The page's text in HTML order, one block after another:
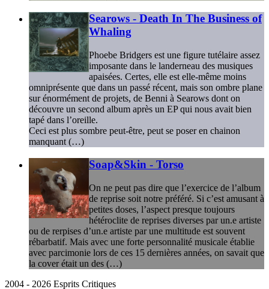
Searows - Death In The Business of
Whaling
Phoebe Bridgers est une figure tutélaire assez
imposante dans le landerneau des musiques
apaisées. Certes, elle est elle-même moins
omniprésente que dans un passé récent, mais son ombre plane
sur énormément de projets, de Benni à Searows dont on
découvre un second album après un EP qui nous avait bien
tapé dans l’oreille.
Ceci est plus sombre peut-être, peut se poser en chainon
manquant (…)
Soap&Skin - Torso
On ne peut pas dire que l’exercice de l’album
de reprise soit notre préféré. Si c’est amusant à
petites doses, l’aspect presque toujours
hétéroclite de reprises diverses par un.e artiste
ou de rerpises d’un.e artiste par une multitude est souvent
rébarbatif. Mais avec une forte personnalité musicale établie
avec parcimonie lors de ces 15 dernières années, on savait que
la cover était un des (…)
2004 - 2026 Esprits Critiques